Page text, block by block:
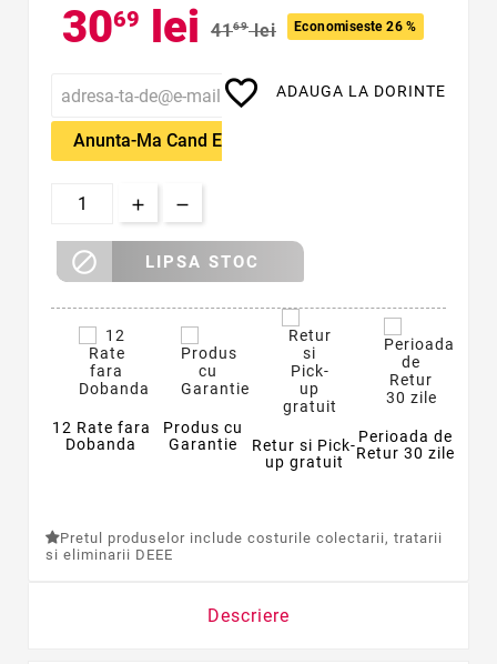
3069 lei 4169 lei Economiseste 26 %
Anunta-Ma Cand Este Disponibil
favorite_border ADAUGA LA DORINTE
 LIPSA STOC
12 Rate fara
Dobanda
Produs cu
Garantie
Retur si Pick-
up gratuit
Perioada de
Retur 30 zile
Pretul produselor include costurile colectarii, tratarii
si eliminarii DEEE
Descriere